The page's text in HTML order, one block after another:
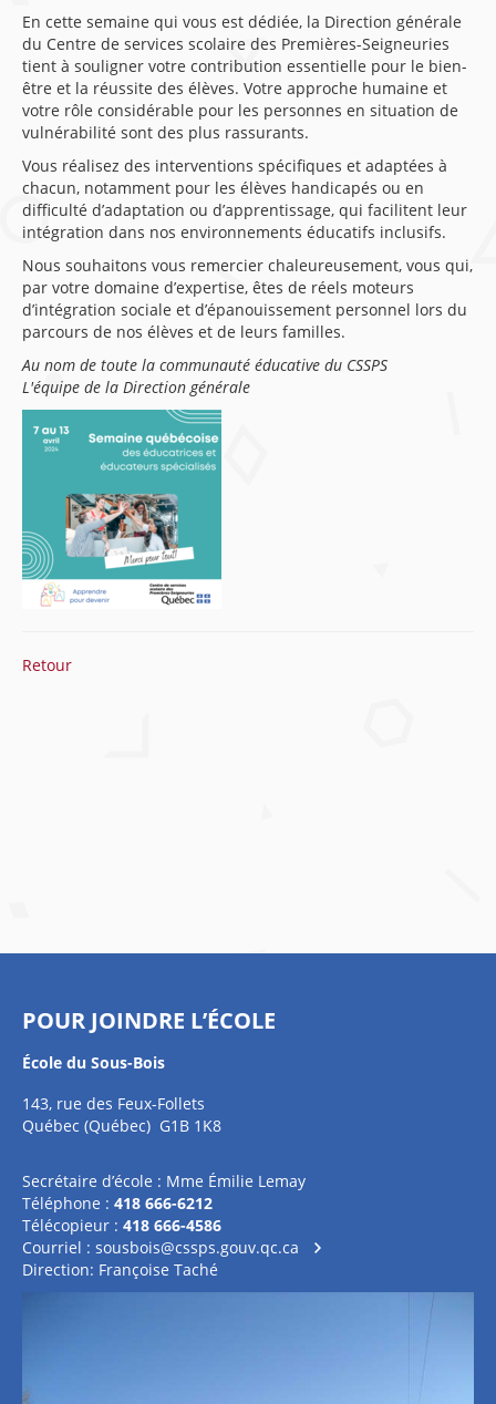
En cette semaine qui vous est dédiée, la Direction générale
du Centre de services scolaire des Premières-Seigneuries
tient à souligner votre contribution essentielle pour le bien-
être et la réussite des élèves. Votre approche humaine et
votre rôle considérable pour les personnes en situation de
vulnérabilité sont des plus rassurants.
Vous réalisez des interventions spécifiques et adaptées à
chacun, notamment pour les élèves handicapés ou en
difficulté d’adaptation ou d’apprentissage, qui facilitent leur
intégration dans nos environnements éducatifs inclusifs.
Nous souhaitons vous remercier chaleureusement, vous qui,
par votre domaine d’expertise, êtes de réels moteurs
d’intégration sociale et d’épanouissement personnel lors du
parcours de nos élèves et de leurs familles.
Au nom de toute la communauté éducative du CSSPS
L'équipe de la Direction générale
Retour
POUR JOINDRE L’ÉCOLE
École du Sous-Bois
143, rue des Feux-Follets
Québec (Québec) G1B 1K8
Secrétaire d’école : Mme Émilie Lemay
Téléphone : 418 666-6212
Télécopieur : 418 666-4586
Courriel : sousbois@cssps.gouv.qc.ca
Direction: Françoise Taché